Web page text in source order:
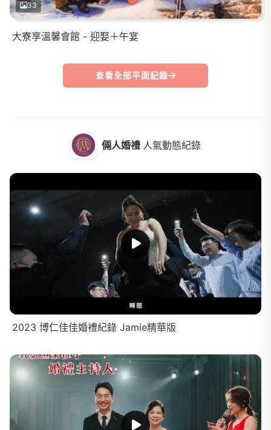
33
大寮享溫馨會館 - 迎娶＋午宴
查看全部平面紀錄
倆人婚禮 人氣動態紀錄
2023 博仁佳佳婚禮紀錄 Jamie精華版